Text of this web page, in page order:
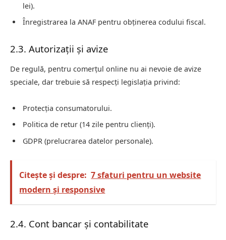
lei).
Înregistrarea la ANAF pentru obținerea codului fiscal.
2.3. Autorizații și avize
De regulă, pentru comerțul online nu ai nevoie de avize
speciale, dar trebuie să respecți legislația privind:
Protecția consumatorului.
Politica de retur (14 zile pentru clienți).
GDPR (prelucrarea datelor personale).
Citește și despre: 7 sfaturi pentru un website
modern și responsive
2.4. Cont bancar și contabilitate